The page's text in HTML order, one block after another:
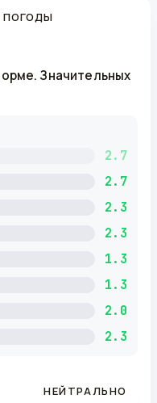
ПОГОДЫ
Значительных
2.7
2.7
2.3
2.3
1.3
1.3
2.0
2.3
НЕЙТРАЛЬНО